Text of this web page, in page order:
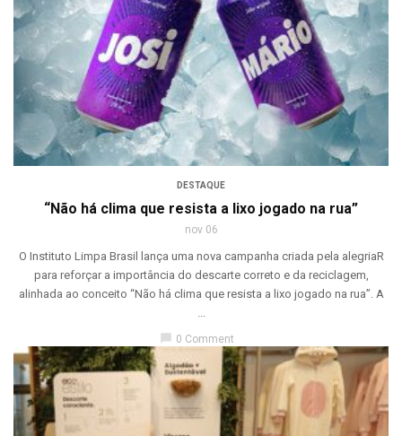
DESTAQUE
“Não há clima que resista a lixo jogado na rua”
nov 06
O Instituto Limpa Brasil lança uma nova campanha criada pela alegriaR
para reforçar a importância do descarte correto e da reciclagem,
alinhada ao conceito “Não há clima que resista a lixo jogado na rua”. A
...
chat_bubble 0 Comment